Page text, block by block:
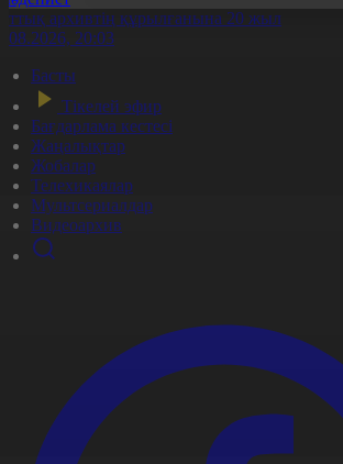
архивтің құрылғанына 20 жыл
20:03
Басты
Тікелей эфир
Бағдарлама кестесі
Жаңалықтар
Жобалар
Телехикаялар
Мультсериалдар
Видеоархив